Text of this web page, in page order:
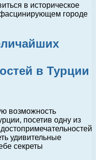
в историческое
городе
в Турции
возможность
посетив одну из
удивительные
секреты